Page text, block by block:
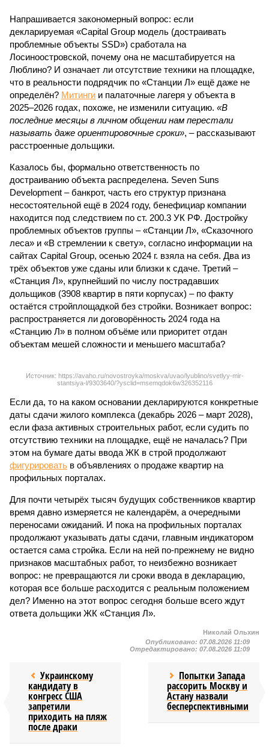
Напрашивается закономерный вопрос: если
декларируемая «Capital Group модель (достраивать
проблемные объекты SSD») сработала на
Лосиноостровской, почему она не масштабируется на
Люблино? И означает ли отсутствие техники на площадке,
что в реальности подрядчик по «Станции Л» ещё даже не
определён? Митинги и палаточные лагеря у объекта в
2025–2026 годах, похоже, не изменили ситуацию. «В
последние месяцы в личном общении нам перестали
называть даже ориентировочные сроки», – рассказывают
расстроенные дольщики.
Казалось бы, формально ответственность по
достраиванию объекта распределена. Seven Suns
Development – банкрот, часть его структур признана
несостоятельной ещё в 2024 году, бенефициар компании
находится под следствием по ст. 200.3 УК РФ. Достройку
проблемных объектов группы – «Станции Л», «Сказочного
леса» и «В стремлении к свету», согласно информации на
сайтах Capital Group, осенью 2024 г. взяла на себя. Два из
трёх объектов уже сданы или близки к сдаче. Третий –
«Станция Л», крупнейший по числу пострадавших
дольщиков (3908 квартир в пяти корпусах) – по факту
остаётся стройплощадкой без стройки. Возникает вопрос:
распространяется ли договорённость 2024 года на
«Станцию Л» в полном объёме или приоритет отдан
объектам мешей сложности и меньшего масштаба?
Источник: https://avaho.ru/novostroyka/moskva/uvao/lyublino/svetlyy-mir-
stantsiya-l/9303640/?ysclid=msemqdok6w326352116
Если да, то на каком основании декларируются конкретные
даты сдачи жилого комплекса (декабрь 2026 – март 2028),
если фаза активных строительных работ, если судить по
отсутствию техники на площадке, ещё не началась? При
этом на бумаге даты ввода ЖК в строй продолжают
фигурировать в объявлениях о продаже квартир на
профильных порталах.
Для почти четырёх тысяч будущих собственников квартир
время давно измеряется не календарём, а очередными
переносами ожиданий. И пока на профильных порталах
продолжают указывать даты сдачи, главным индикатором
остается сама стройка. Если на ней по-прежнему не видно
признаков масштабных работ, то неизбежно возникает
вопрос: не превращаются ли сроки ввода в декларацию,
которая все больше расходится с реальным положением
дел? Именно на этот вопрос сегодня больше всего ждут
ответа дольщики ЖК «Станция Л».
Николай Ольхин
Опубликовано: 07.08.2026 11:09
Отредактировано: 07.08.2026 11:09
Украинскому
кандидату в
конгресс США
запретили
приходить на пляж
после драки
Попытки Запада
рассорить Москву и
Астану назвали
бесперспективными